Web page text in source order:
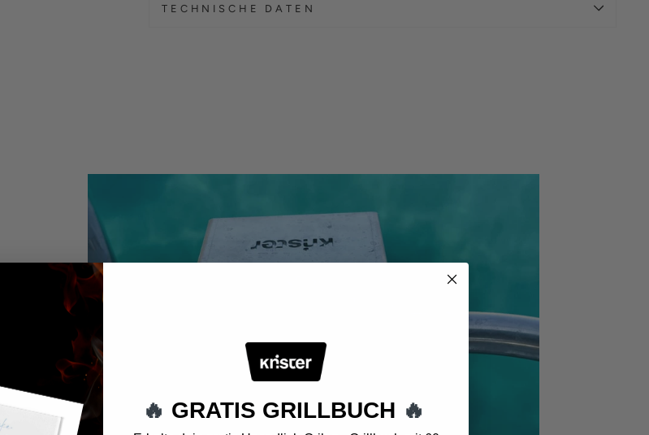
TECHNISCHE DATEN
🔥 GRATIS GRILLBUCH 🔥